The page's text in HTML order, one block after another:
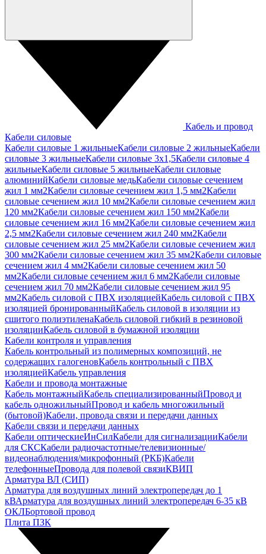
Кабель и провод
Кабели силовые
Кабели силовые 1 жильныеКабели силовые 2 жильныеКабели
силовые 3 жильныеКабели силовые 3х1,5Кабели силовые 4
жильныеКабели силовые 5 жильныеКабели силовые
алюминийКабели силовые медьКабели силовые сечением
жил 1 мм2Кабели силовые сечением жил 1,5 мм2Кабели
силовые сечением жил 10 мм2Кабели силовые сечением жил
120 мм2Кабели силовые сечением жил 150 мм2Кабели
силовые сечением жил 16 мм2Кабели силовые сечением жил
2,5 мм2Кабели силовые сечением жил 240 мм2Кабели
силовые сечением жил 25 мм2Кабели силовые сечением жил
300 мм2Кабели силовые сечением жил 35 мм2Кабели силовые
сечением жил 4 мм2Кабели силовые сечением жил 50
мм2Кабели силовые сечением жил 6 мм2Кабели силовые
сечением жил 70 мм2Кабели силовые сечением жил 95
мм2Кабель силовой с ПВХ изоляциейКабель силовой с ПВХ
изоляцией бронированныйКабель силовой в изоляции из
сшитого полиэтиленаКабель силовой гибкий в резиновой
изоляцииКабель силовой в бумажной изоляции
Кабели контроля и управления
Кабель контрольный из полимерных композиций, не
содержащих галогеновКабель контрольный с ПВХ
изоляциейКабель управления
Кабели и провода монтажные
Кабель монтажныйКабель специализированныйПровод и
кабель одножильныйПровод и кабель многожильный
(бытовой)Кабели, провода связи и передачи данных
Кабели связи и передачи данных
Кабели оптическиеИнСилКабели для сигнализацииКабели
для СКСКабели радиочастотные/телевизионные/
видеонаблюдения/микрофонный (РКБ)Кабели
телефонныеПровода для полевой связиКВИП
Арматура ВЛ (СИП)
Арматура для воздушных линий электропередач до 1
кВАрматура для воздушных линий электропередач 6-35 кВ
ОКЛБортовой провод
Плита ПЗК